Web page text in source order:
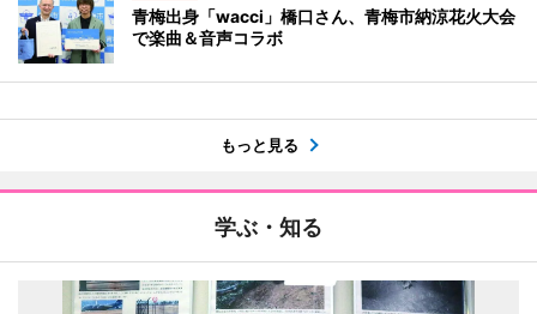
青梅出身「wacci」橋口さん、青梅市納涼花火大会
で楽曲＆音声コラボ
もっと見る
学ぶ・知る